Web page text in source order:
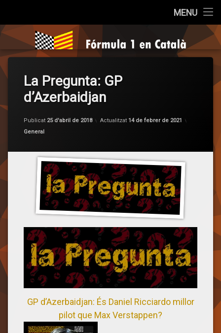
MENU
Qui som?
Cròniques
La Pregunta
Entrevistes
Sèries
Salta
contingut
Fórmula 1
La Pregunta: GP
d’Azerbaidjan
Publicat 25 d'abril de 2018 Actualitzat 14 de febrer de 2021
Categories:
General
GP d’Azerbaidjan: És Daniel Ricciardo millor
pilot que Max Verstappen?